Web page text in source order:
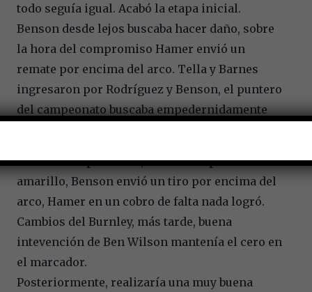
todo seguía igual. Acabó la etapa inicial.
Benson desde lejos buscaba hacer daño, sobre
la hora del compromiso Hamer envió un
remate por encima del arco. Tella y Barnes
ingresaron por Rodríguez y Benson, el puntero
del campeonato buscaba empedernidamente
Ya en el complemento, Norton fue pintado de
amarillo, Benson envió un tiro por encima del
arco, Hamer en un cobro de falta nada logró.
Cambios del Burnley, más tarde, buena
intevención de Ben Wilson mantenía el cero en
el marcador.
Posteriormente, realizaría una muy buena